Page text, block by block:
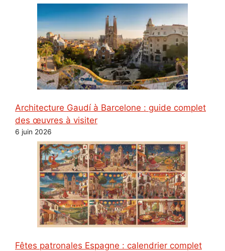
Architecture Gaudí à Barcelone : guide complet
des œuvres à visiter
6 juin 2026
Fêtes patronales Espagne : calendrier complet